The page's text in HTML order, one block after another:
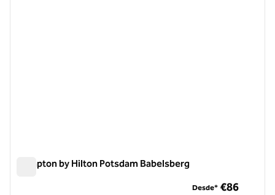
Hampton by Hilton Potsdam Babelsberg
Desde* €86